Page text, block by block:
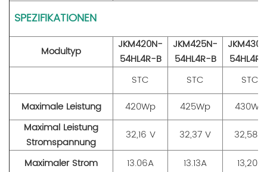
SPEZIFIKATIONEN
Modultyp
JKM420N-
54HL4R-B
JKM425N-
54HL4R-B
STC
STC
STC
Maximale Leistung
420Wp 425Wp
430Wp
Maximal Leistung
Stromspannung
32,16 V 32,37 V
32,58 V
Maximaler Strom
13.06A 13.13A
13,20A